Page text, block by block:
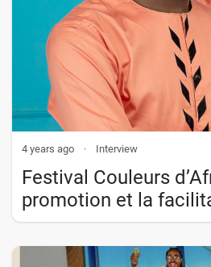
4 years ago · Interview
Festival Couleurs
promotion et la
brassage culturel